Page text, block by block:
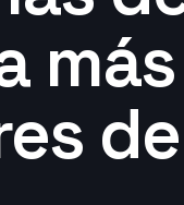
más